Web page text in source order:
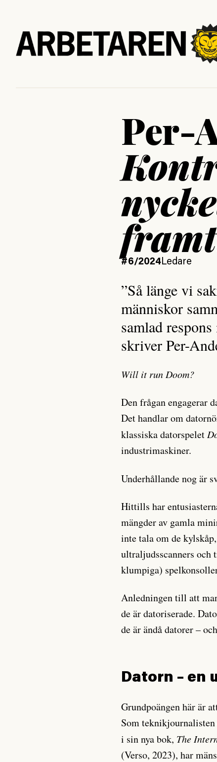
Per-
#6/2024Ledare
”Så länge vi
människor
samlad
skriver Per-
Will it run Doom?
Den frågan engagerar
Det handlar om
klassiska datorspelet
industrimaskiner.
Underhållande nog är
Hittills har
mängder av gamla
inte tala om de
ultraljudsscanners och
klumpiga)
Anledningen till att
de är datoriserade.
de är ändå datorer –
Datorn – en
Grundpoängen här är
Som
i sin nya bok, The
(Verso, 2023), har